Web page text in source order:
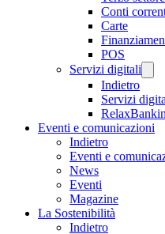
Conti
Carte
POS
Servizi digitali
Indietro
Servizi
Eventi e comunicazioni
Indietro
Eventi e
News
Eventi
Magazine
La Sostenibilità
Indietro